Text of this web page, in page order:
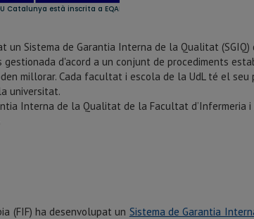
un Sistema de Garantia Interna de la Qualitat (SGIQ)
gestionada d'acord a un conjunt de procediments
millorar. Cada facultat i escola de la UdL té el seu
universitat.
Interna de la Qualitat de la Facultat d’Infermeria
(FIF) ha desenvolupat un Sistema de Garantia